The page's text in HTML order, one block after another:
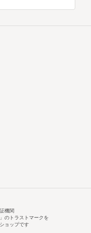
機関
のトラストマークを
ョップです